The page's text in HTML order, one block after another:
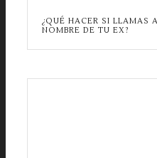
¿QUÉ HACER SI LLAMAS
NOMBRE DE TU EX?